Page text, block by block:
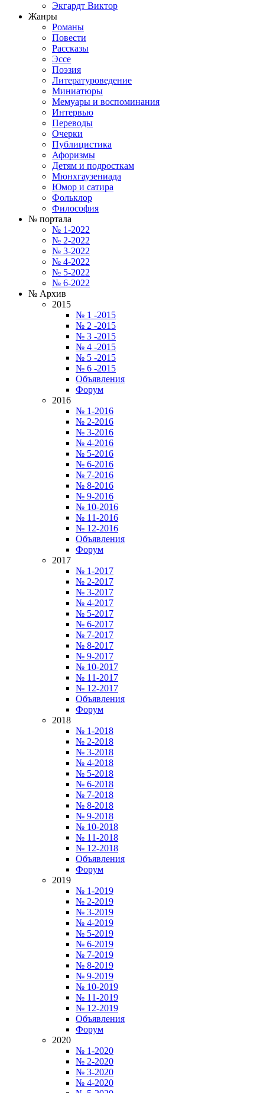
Экгардт Виктор
Жанры
Романы
Повести
Рассказы
Эссе
Поэзия
Литературоведение
Миниатюры
Мемуары и воспоминания
Интервью
Переводы
Очерки
Публицистика
Афоризмы
Детям и подросткам
Мюнхгаузениада
Юмор и сатира
Фольклор
Философия
№ портала
№ 1-2022
№ 2-2022
№ 3-2022
№ 4-2022
№ 5-2022
№ 6-2022
№ Архив
2015
№ 1 -2015
№ 2 -2015
№ 3 -2015
№ 4 -2015
№ 5 -2015
№ 6 -2015
Объявления
Форум
2016
№ 1-2016
№ 2-2016
№ 3-2016
№ 4-2016
№ 5-2016
№ 6-2016
№ 7-2016
№ 8-2016
№ 9-2016
№ 10-2016
№ 11-2016
№ 12-2016
Объявления
Форум
2017
№ 1-2017
№ 2-2017
№ 3-2017
№ 4-2017
№ 5-2017
№ 6-2017
№ 7-2017
№ 8-2017
№ 9-2017
№ 10-2017
№ 11-2017
№ 12-2017
Объявления
Форум
2018
№ 1-2018
№ 2-2018
№ 3-2018
№ 4-2018
№ 5-2018
№ 6-2018
№ 7-2018
№ 8-2018
№ 9-2018
№ 10-2018
№ 11-2018
№ 12-2018
Объявления
Форум
2019
№ 1-2019
№ 2-2019
№ 3-2019
№ 4-2019
№ 5-2019
№ 6-2019
№ 7-2019
№ 8-2019
№ 9-2019
№ 10-2019
№ 11-2019
№ 12-2019
Объявления
Форум
2020
№ 1-2020
№ 2-2020
№ 3-2020
№ 4-2020